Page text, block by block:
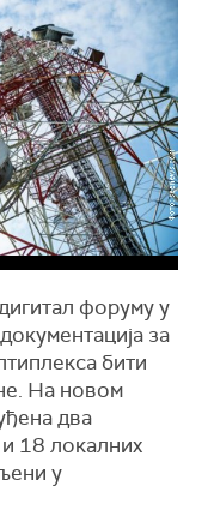
форуму у
за
бити
На новом
два
18 локалних
у